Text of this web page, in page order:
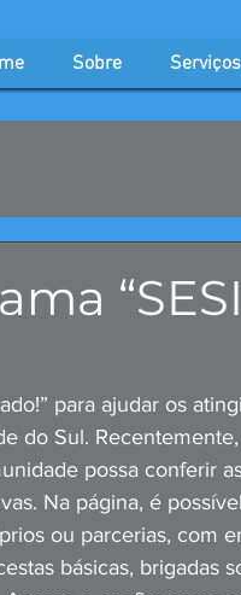
Sobre Serviços
para ajudar os
do Sul.
possa conferir
Na página, é
ou parcerias, com
básicas, brigadas